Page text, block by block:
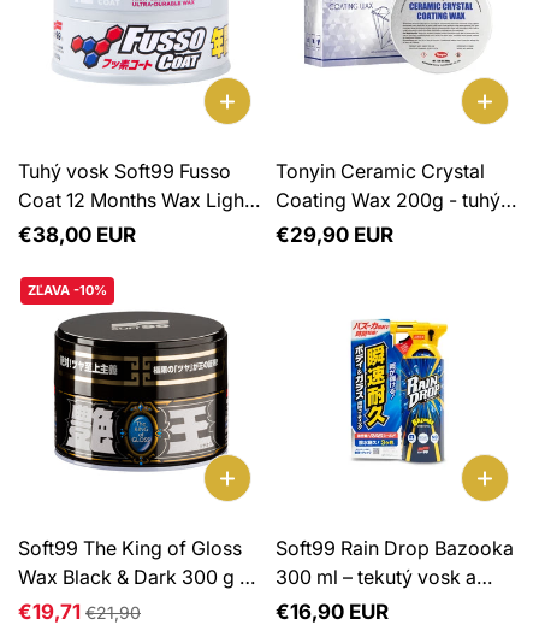
Tuhý vosk Soft99 Fusso
Coat 12 Months Wax Light
200g
Normálna
€38,00 EUR
Tonyin Ceramic Crystal
Coating Wax 200g - tuhý
syntetický vosk s obsahom
Normálna
€29,90 EUR
ZĽAVA -10%
Soft99 The King of Gloss
Wax Black & Dark 300 g –
vosk pre tmavé laky
Normálna
€19,71 €21,90
Soft99 Rain Drop Bazooka
300 ml – tekutý vosk a
hydrofóbna ochrana laku
Normálna
€16,90 EUR